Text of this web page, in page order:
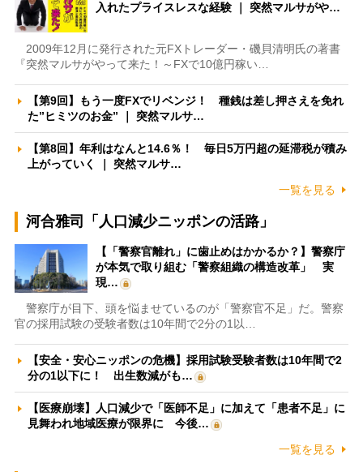
入れたプライスレスな経験 ｜ 突然マルサがや…
2009年12月に発行された元FXトレーダー・磯貝清明氏の著書
『突然マルサがやって来た！～FXで10億円稼い…
【第9回】もう一度FXでリベンジ！ 種銭は差し押さえを免れ
た”ヒミツのお金” ｜ 突然マルサ…
【第8回】年利はなんと14.6％！ 毎日5万円超の延滞税が積み
上がっていく ｜ 突然マルサ…
一覧を見る
河合雅司「人口減少ニッポンの活路」
【「警察官離れ」に歯止めはかかるか？】警察庁
が本気で取り組む「警察組織の構造改革」 実
現…
警察庁が目下、頭を悩ませているのが「警察官不足」だ。警察
官の採用試験の受験者数は10年間で2分の1以…
【安全・安心ニッポンの危機】採用試験受験者数は10年間で2
分の1以下に！ 出生数減がも…
【医療崩壊】人口減少で「医師不足」に加えて「患者不足」に
見舞われ地域医療が限界に 今後…
一覧を見る